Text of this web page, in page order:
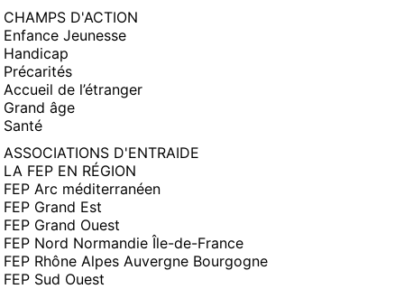
CHAMPS D'ACTION
Enfance Jeunesse
Handicap
Précarités
Accueil de l’étranger
Grand âge
Santé
ASSOCIATIONS D'ENTRAIDE
LA FEP EN RÉGION
FEP Arc méditerranéen
FEP Grand Est
FEP Grand Ouest
FEP Nord Normandie Île-de-France
FEP Rhône Alpes Auvergne Bourgogne
FEP Sud Ouest